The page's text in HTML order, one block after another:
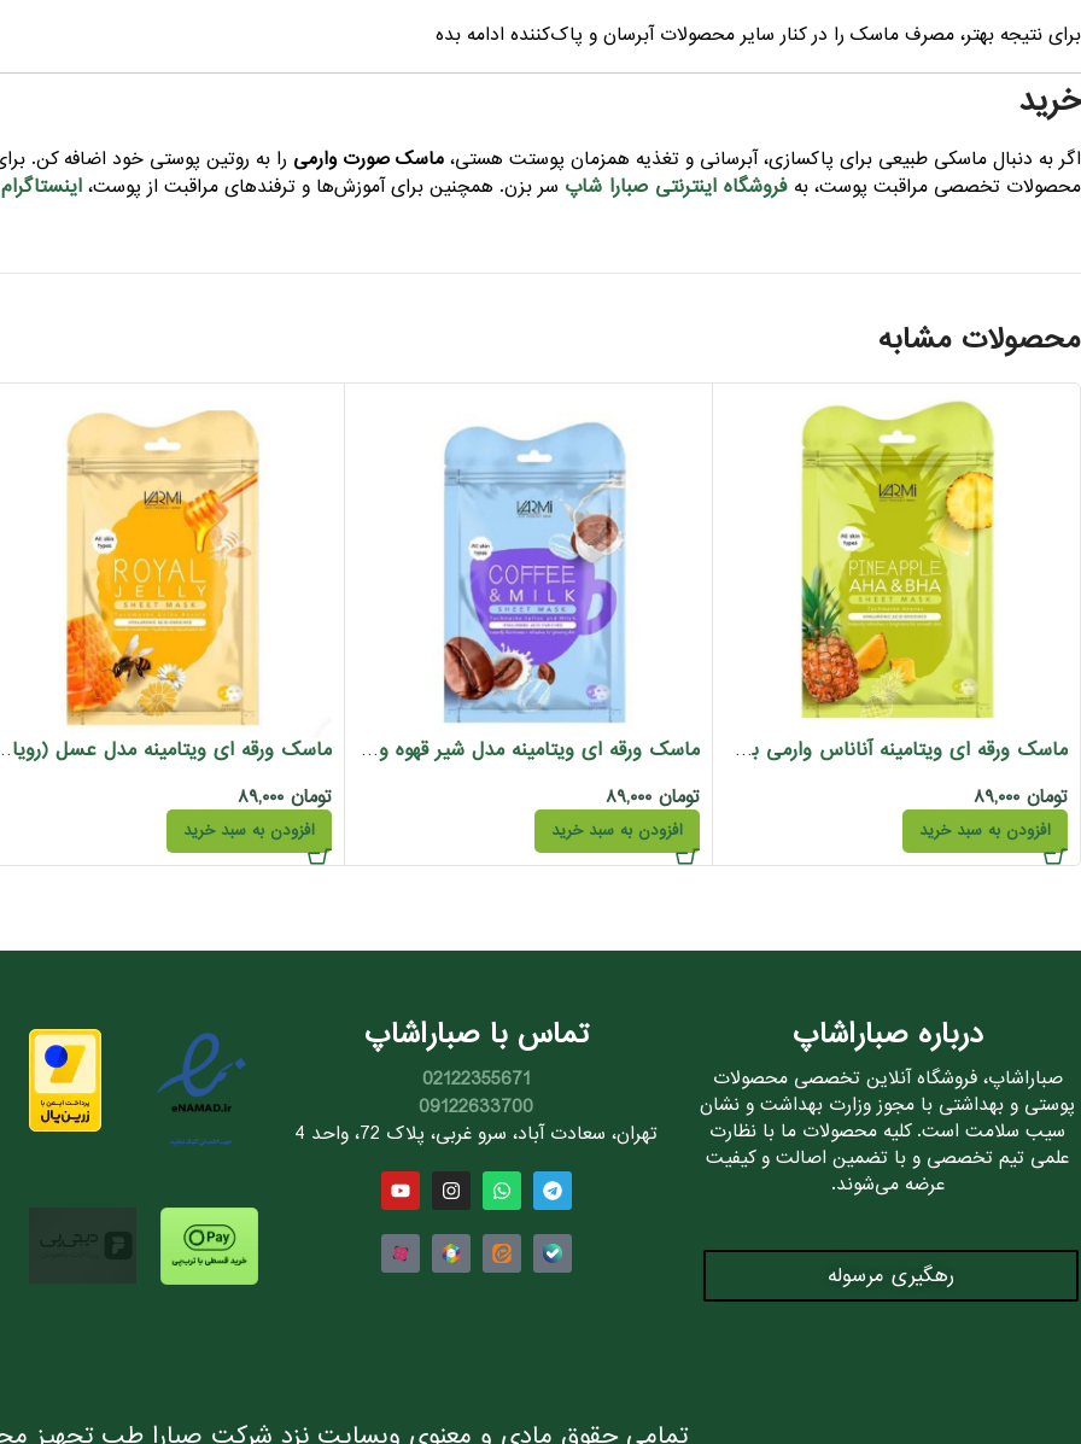
برای نتیجه بهتر، مصرف ماسک را در کنار سایر محصولات آبرسان و پاک‌کننده ادامه بده
خرید
اگر به دنبال ماسکی طبیعی برای پاکسازی، آبرسانی و تغذیه همزمان پوستت هستی، ماسک صورت وارمی را به روتین پوستی خود اضافه کن.
محصولات تخصصی مراقبت پوست، به فروشگاه اینترنتی صبارا شاپ سر بزن. همچنین برای آموزش‌ها و ترفندهای مراقبت از پوست،
محصولات مشابه
ماسک ورقه ای ویتامینه آناناس وارمی بسته 2 عددی
تومان
افزودن به سبد خرید
ماسک ورقه ای ویتامینه مدل شیر قهوه وارمی بسته 2 عددی
تومان
افزودن به سبد خرید
ماسک ورقه ای
تومان
افزودن به سبد خرید
درباره صباراشاپ
صباراشاپ، فروشگاه آنلاین تخصصی محصولات
پوستی و بهداشتی با مجوز وزارت بهداشت و نشان
سیب سلامت است. کلیه محصولات ما با نظارت
علمی تیم تخصصی و با تضمین اصالت و کیفیت
عرضه می‌شوند.
رهگیری مرسوله
تماس با صباراشاپ
02122355671
09122633700
تهران، سعادت آباد، سرو غربی، پلاک 72، واحد 4
تمامی حقوق مادی و معنوی وبسایت نزد شرکت صبارا طب تجهیز